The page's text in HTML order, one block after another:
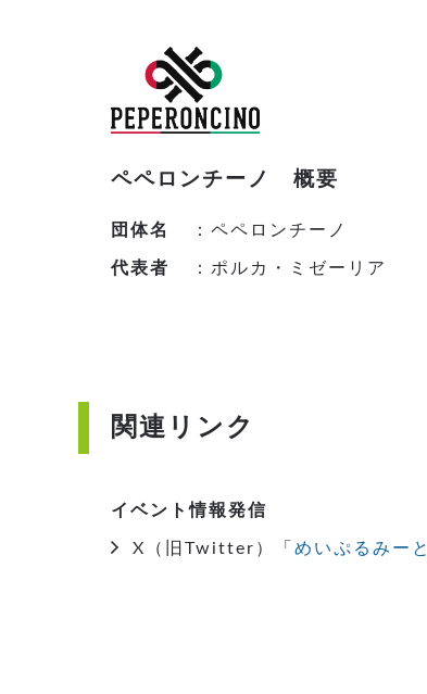
ペペロンチーノ 概要
団体名 ：ペペロンチーノ
代表者 ：ポルカ・ミゼーリア
関連リンク
イベント情報発信
X（旧Twitter）「 めいぷるみーと